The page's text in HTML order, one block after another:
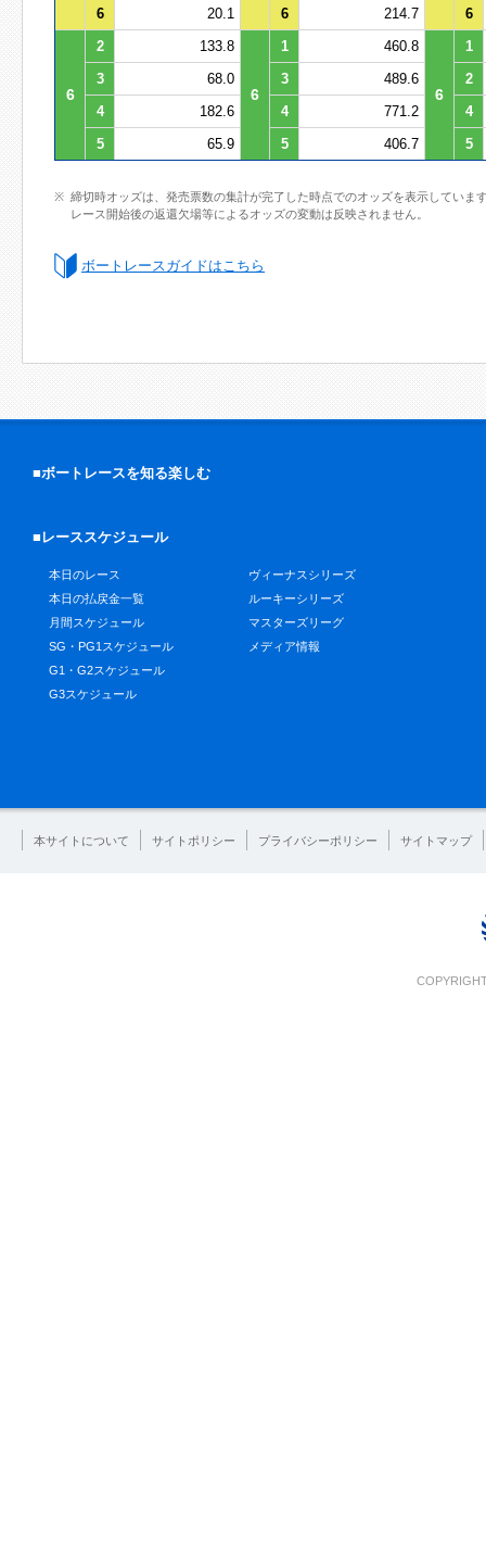
6
20.1 6 214.7 6
6
2 133.8
6
1 460.8
6
1
3
68.0 3 489.6
2
4
182.6 4 771.2
4
5
65.9 5 406.7 5
締切時オッズは、発売票数の集計が完了した時点でのオッズを表示していま
レース開始後の返還欠場等によるオッズの変動は反映されません。
ボートレースガイドはこちら
■ボートレースを知る楽しむ
■レーススケジュール
本日のレース
本日の払戻金一覧
月間スケジュール
SG・PG1スケジュール
G1・G2スケジュール
G3スケジュール
ヴィーナスシリーズ
ルーキーシリーズ
マスターズリーグ
メディア情報
本サイトについて サイトポリシー プライバシーポリシー サイトマップ